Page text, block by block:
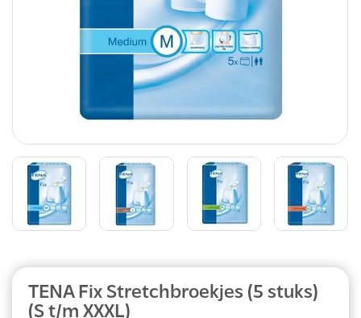
TENA Fix Stretchbroekjes (5 stuks)
(S t/m XXXL)